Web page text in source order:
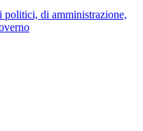
di amministrazione,